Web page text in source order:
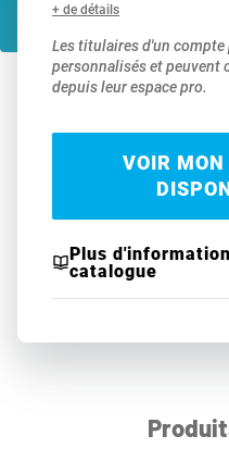
+ de détails
Les titulaires d'un
personnalisés et peuvent
depuis leur espace pro.
VOIR
Plus
catalogue